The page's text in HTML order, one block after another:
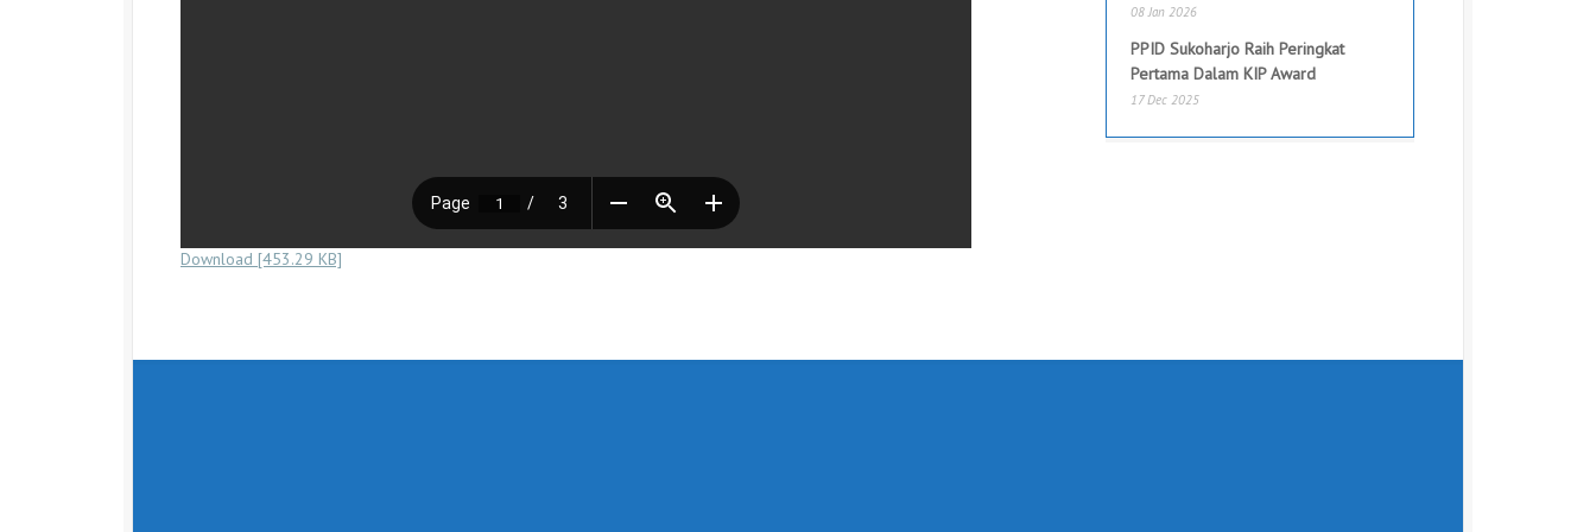
Download [453.29 KB]
08 Jan 2026
PPID Sukoharjo Raih Peringkat
Pertama Dalam KIP Award
17 Dec 2025